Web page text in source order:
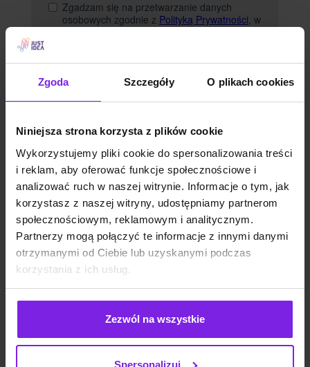
Zgoda Szczegóły O plikach cookies
Niniejsza strona korzysta z plików cookie
Wykorzystujemy pliki cookie do spersonalizowania treści
i reklam, aby oferować funkcje społecznościowe i
analizować ruch w naszej witrynie. Informacje o tym, jak
korzystasz z naszej witryny, udostępniamy partnerom
społecznościowym, reklamowym i analitycznym.
Partnerzy mogą połączyć te informacje z innymi danymi
otrzymanymi od Ciebie lub uzyskanymi podczas
korzystania z ich usług.
Zezwól na wszystkie
Spersonalizuj
Autor:Mateusz Olszański
Team Leader Web Developer
Zobacz także: